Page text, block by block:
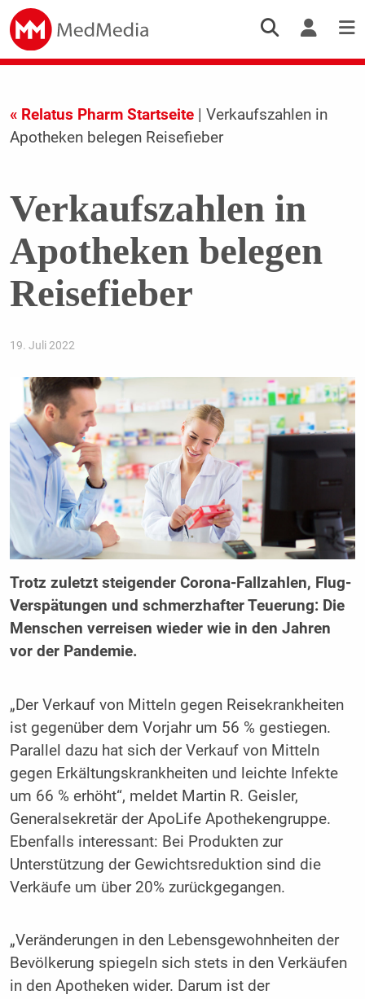
« Relatus Pharm Startseite| Verkaufszahlen in
Apotheken belegen Reisefieber
Verkaufszahlen in
Apotheken belegen
Reisefieber
19. Juli 2022
Trotz zuletzt steigender Corona-Fallzahlen, Flug-
Verspätungen und schmerzhafter Teuerung: Die
Menschen verreisen wieder wie in den Jahren
vor der Pandemie.
„Der Verkauf von Mitteln gegen Reisekrankheiten
ist gegenüber dem Vorjahr um 56 % gestiegen.
Parallel dazu hat sich der Verkauf von Mitteln
gegen Erkältungskrankheiten und leichte Infekte
um 66 % erhöht“, meldet Martin R. Geisler,
Generalsekretär der ApoLife Apothekengruppe.
Ebenfalls interessant: Bei Produkten zur
Unterstützung der Gewichtsreduktion sind die
Verkäufe um über 20% zurückgegangen.
„Veränderungen in den Lebensgewohnheiten der
Bevölkerung spiegeln sich stets in den Verkäufen
in den Apotheken wider. Darum ist der